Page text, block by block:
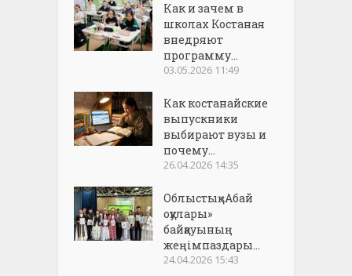
Как и зачем в
школах Костаная
внедряют
программу...
03.05.2026 11:49
Как костанайские
выпускники
выбирают вузы и
почему...
26.04.2026 14:35
Облыстық «Абай
оқулары»
байқауының
жеңімпаздары...
24.04.2026 15:43